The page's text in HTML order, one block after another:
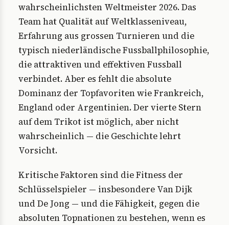
wahrscheinlichsten Weltmeister 2026. Das
Team hat Qualität auf Weltklasseniveau,
Erfahrung aus grossen Turnieren und die
typisch niederländische Fussballphilosophie,
die attraktiven und effektiven Fussball
verbindet. Aber es fehlt die absolute
Dominanz der Topfavoriten wie Frankreich,
England oder Argentinien. Der vierte Stern
auf dem Trikot ist möglich, aber nicht
wahrscheinlich — die Geschichte lehrt
Vorsicht.
Kritische Faktoren sind die Fitness der
Schlüsselspieler — insbesondere Van Dijk
und De Jong — und die Fähigkeit, gegen die
absoluten Topnationen zu bestehen, wenn es